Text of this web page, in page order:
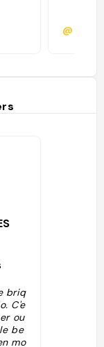
@
briq
C'e
ou
be
mo